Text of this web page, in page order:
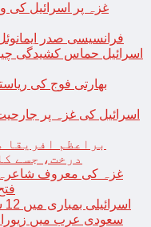
فرانسیسی صدر
براعظم افریقا
درخت، جسے
غزہ کی معروف شاعرہ
اسرائیلی بمباری میں 12 سالہ فلسطینی یوٹیوبر بھی شہید
سعودی عرب میں